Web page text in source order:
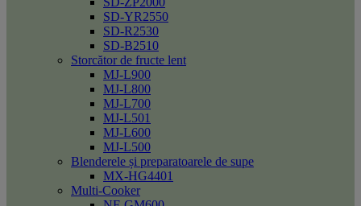
SD-YR2550
SD-R2530
SD-B2510
Storcător de fructe lent
MJ-L900
MJ-L800
MJ-L700
MJ-L501
MJ-L600
MJ-L500
Blenderele și preparatoarele de supe
MX-HG4401
Multi-Cooker